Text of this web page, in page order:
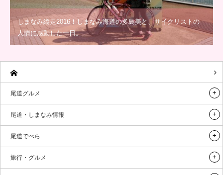
しまなみ縦走2016！しまなみ海道の多島美と、サイクリストの
人情に感動した一日。…
尾道グルメ
尾道・しまなみ情報
尾道でべら
旅行・グルメ